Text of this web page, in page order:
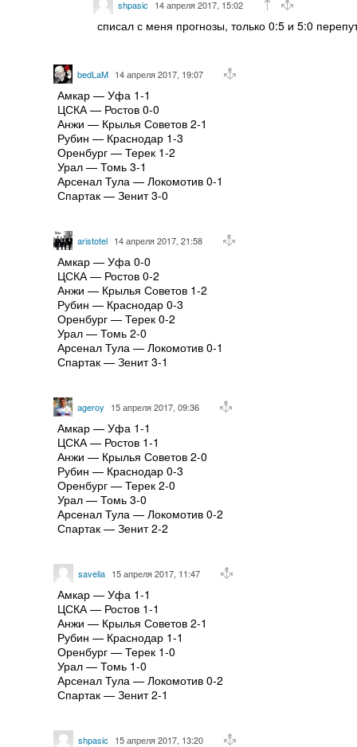
shpasic 14 апреля 2017, 15:02
списал с меня прогнозы, только 0:5 и 5:0
bedLaM 14 апреля 2017, 19:07
Амкар — Уфа 1-1
ЦСКА — Ростов 0-0
Анжи — Крылья Советов 2-1
Рубин — Краснодар 1-3
Оренбург — Терек 1-2
Урал — Томь 3-1
Арсенал Тула — Локомотив 0-1
Спартак — Зенит 3-0
aristotel 14 апреля 2017, 21:58
Амкар — Уфа 0-0
ЦСКА — Ростов 0-2
Анжи — Крылья Советов 1-2
Рубин — Краснодар 0-3
Оренбург — Терек 0-2
Урал — Томь 2-0
Арсенал Тула — Локомотив 0-1
Спартак — Зенит 3-1
ageroy 15 апреля 2017, 09:36
Амкар — Уфа 1-1
ЦСКА — Ростов 1-1
Анжи — Крылья Советов 2-0
Рубин — Краснодар 0-3
Оренбург — Терек 2-0
Урал — Томь 3-0
Арсенал Тула — Локомотив 0-2
Спартак — Зенит 2-2
savelia 15 апреля 2017, 11:47
Амкар — Уфа 1-1
ЦСКА — Ростов 1-1
Анжи — Крылья Советов 2-1
Рубин — Краснодар 1-1
Оренбург — Терек 1-0
Урал — Томь 1-0
Арсенал Тула — Локомотив 0-2
Спартак — Зенит 2-1
shpasic 15 апреля 2017, 13:20